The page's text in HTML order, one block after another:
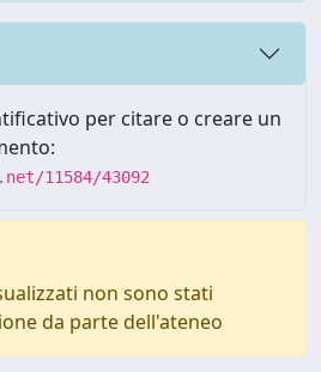
per citare o creare un
11584/43092
non sono stati
da parte dell'ateneo